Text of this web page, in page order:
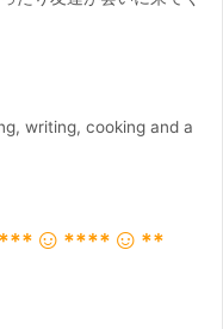
writing, cooking and a
** ☺ **** ☺ **